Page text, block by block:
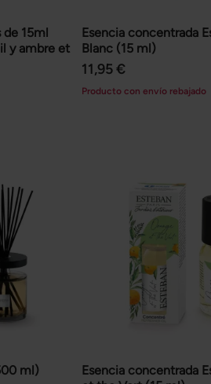
15ml
y ambre et
Esencia concentrada
Blanc (15 ml)
11,95 €
Producto con envío rebajado
ml)
Esencia concentrada